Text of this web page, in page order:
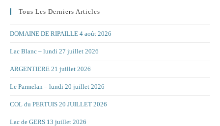
Tous Les Derniers Articles
DOMAINE DE RIPAILLE 4 août 2026
Lac Blanc – lundi 27 juillet 2026
ARGENTIERE 21 juillet 2026
Le Parmelan – lundi 20 juillet 2026
COL du PERTUIS 20 JUILLET 2026
Lac de GERS 13 juillet 2026